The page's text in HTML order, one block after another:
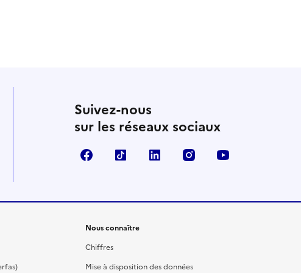
Suivez-nous
sur les réseaux sociaux
FacebookTikTok LinkedIn Instagram
Nous connaître
Chiffres
Mise à disposition des données